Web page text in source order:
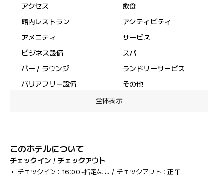
アクセス
飲食
館内レストラン
アクティビティ
アメニティ
サービス
ビジネス設備
スパ
バー / ラウンジ
ランドリーサービス
バリアフリー設備
その他
全体表示
このホテルについて
チェックイン / チェックアウト
チェックイン : 16:00~指定なし / チェックアウト : 正午